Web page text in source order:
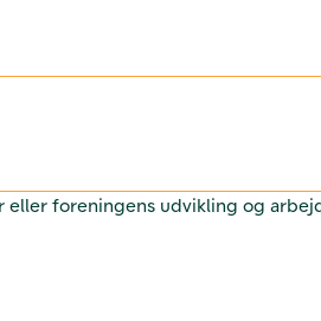
foreningens udvikling og